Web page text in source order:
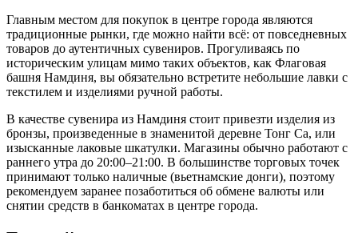
Главным местом для покупок в центре города являются
традиционные рынки, где можно найти всё: от повседневных
товаров до аутентичных сувениров. Прогуливаясь по
историческим улицам мимо таких объектов, как Флаговая
башня Намдиня, вы обязательно встретите небольшие лавки с
текстилем и изделиями ручной работы.
В качестве сувенира из Намдиня стоит привезти изделия из
бронзы, произведенные в знаменитой деревне Тонг Са, или
изысканные лаковые шкатулки. Магазины обычно работают с
раннего утра до 20:00–21:00. В большинстве торговых точек
принимают только наличные (вьетнамские донги), поэтому
рекомендуем заранее позаботиться об обмене валюты или
снятии средств в банкоматах в центре города.